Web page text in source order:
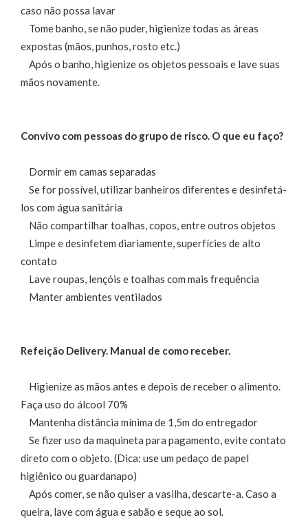
caso não possa lavar
Tome banho, se não puder, higienize todas as áreas
expostas (mãos, punhos, rosto etc.)
Após o banho, higienize os objetos pessoais e lave suas
mãos novamente.
Convivo com pessoas do grupo de risco. O que eu faço?
Dormir em camas separadas
Se for possível, utilizar banheiros diferentes e desinfetá-
los com água sanitária
Não compartilhar toalhas, copos, entre outros objetos
Limpe e desinfetem diariamente, superfícies de alto
contato
Lave roupas, lençóis e toalhas com mais frequência
Manter ambientes ventilados
Refeição Delivery. Manual de como receber.
Higienize as mãos antes e depois de receber o alimento.
Faça uso do álcool 70%
Mantenha distância mínima de 1,5m do entregador
Se fizer uso da maquineta para pagamento, evite contato
direto com o objeto. (Dica: use um pedaço de papel
higiênico ou guardanapo)
Após comer, se não quiser a vasilha, descarte-a. Caso a
queira, lave com água e sabão e seque ao sol.